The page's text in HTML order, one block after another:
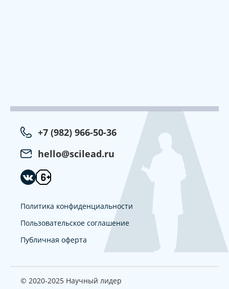
+7 (982) 966-50-36
hello@scilead.ru
Политика конфиденциальности
Пользовательское соглашение
Публичная оферта
© 2020-2025 Научный лидер